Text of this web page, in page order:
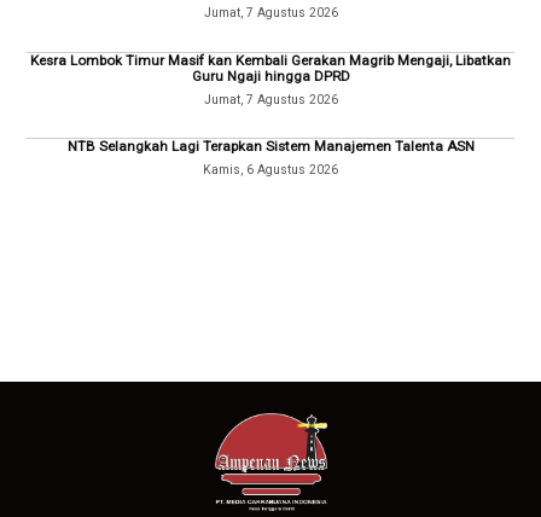
Jumat, 7 Agustus 2026
Kesra Lombok Timur Masif kan Kembali Gerakan Magrib Mengaji, Libatkan
Guru Ngaji hingga DPRD
Jumat, 7 Agustus 2026
NTB Selangkah Lagi Terapkan Sistem Manajemen Talenta ASN
Kamis, 6 Agustus 2026